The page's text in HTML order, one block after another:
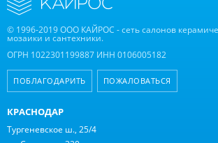
© 1996-2019 ООО КАЙРОС - сеть салонов
мозаики и сантехники.
ОГРН 1022301199887 ИНН 0106005182
ПОБЛАГОДАРИТЬ ПОЖАЛОВАТЬСЯ
КРАСНОДАР
Тургеневское ш., 25/4